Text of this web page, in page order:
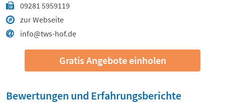
09281 5959119
zur Webseite
info@tws-hof.de
Gratis Angebote einholen
Bewertungen und Erfahrungsberichte